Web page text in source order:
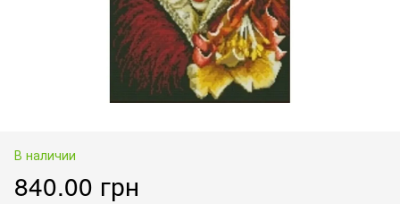
В наличии
840.00 грн